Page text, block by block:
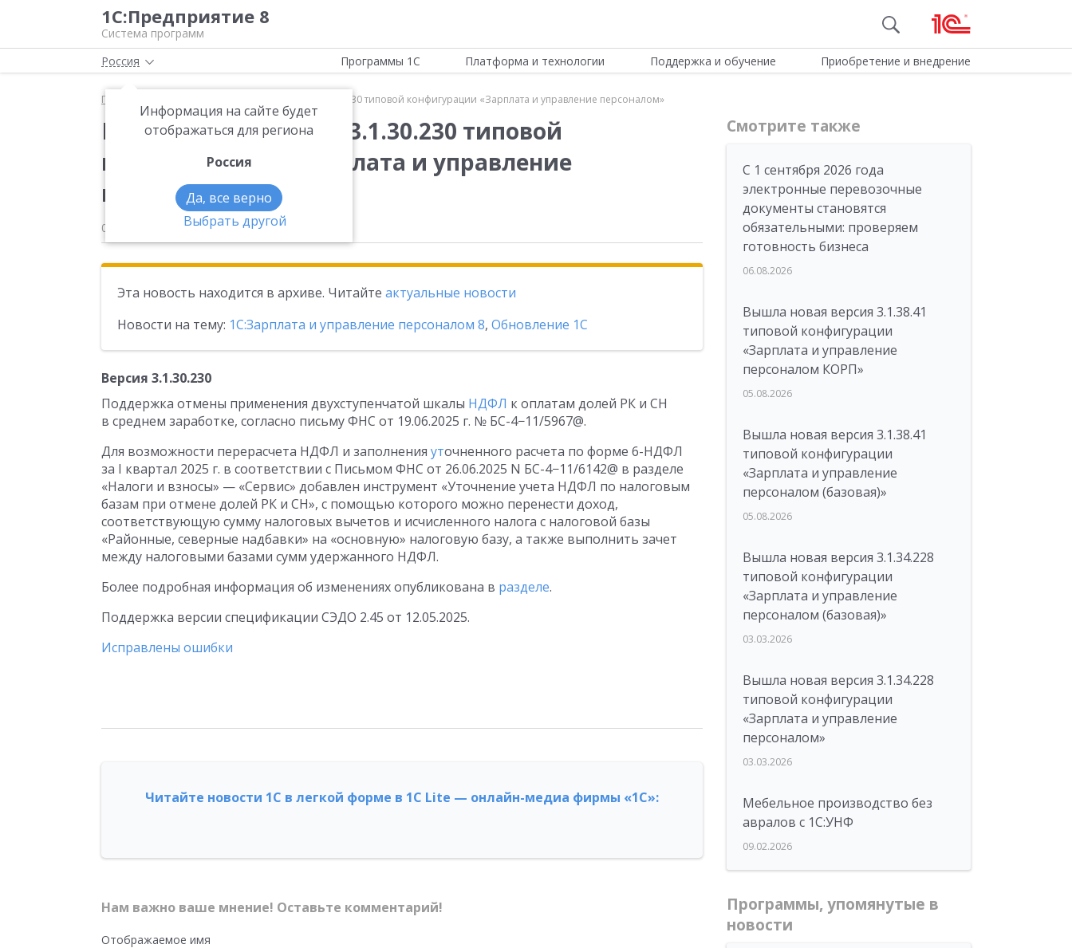
1С:Предприятие 8
Система программ
Россия
Информация на сайте будет
отображаться для региона
Россия
Да, все верно
Выбрать другой
Программы 1С Платформа и технологии Поддержка и обучение Приобретение и внедрение
Главная Вышла новая версия 3.1.30.230 типовой конфигурации «Зарплата и управление персоналом»
Вышла новая версия 3.1.30.230 типовой
конфигурации «Зарплата и управление
персоналом»
08.07.2025
Эта новость находится в архиве. Читайте актуальные новости
Новости на тему: 1С:Зарплата и управление персоналом 8, Обновление 1С
Версия 3.1.30.230
Поддержка отмены применения двухступенчатой шкалы НДФЛ к оплатам долей РК и СН
в среднем заработке, согласно письму ФНС от 19.06.2025 г. № БС-4−11/5967@.
Для возможности перерасчета НДФЛ и заполнения уточненного расчета по форме 6-НДФЛ
за I квартал 2025 г. в соответствии с Письмом ФНС от 26.06.2025 N БС-4−11/6142@ в разделе
«Налоги и взносы» — «Сервис» добавлен инструмент «Уточнение учета НДФЛ по налоговым
базам при отмене долей РК и СН», с помощью которого можно перенести доход,
соответствующую сумму налоговых вычетов и исчисленного налога с налоговой базы
«Районные, северные надбавки» на «основную» налоговую базу, а также выполнить зачет
между налоговыми базами сумм удержанного НДФЛ.
Более подробная информация об изменениях опубликована в разделе.
Поддержка версии спецификации СЭДО 2.45 от 12.05.2025.
Исправлены ошибки
Читайте новости 1С в легкой форме в 1С Lite — онлайн-медиа фирмы «1С»:
Нам важно ваше мнение! Оставьте комментарий!
Отображаемое имя
Смотрите также
С 1 сентября 2026 года
электронные перевозочные
документы становятся
обязательными: проверяем
готовность бизнеса
06.08.2026
Вышла новая версия 3.1.38.41
типовой конфигурации
«Зарплата и управление
персоналом КОРП»
05.08.2026
Вышла новая версия 3.1.38.41
типовой конфигурации
«Зарплата и управление
персоналом (базовая)»
05.08.2026
Вышла новая версия 3.1.34.228
типовой конфигурации
«Зарплата и управление
персоналом (базовая)»
03.03.2026
Вышла новая версия 3.1.34.228
типовой конфигурации
«Зарплата и управление
персоналом»
03.03.2026
Мебельное производство без
авралов с 1С:УНФ
09.02.2026
Программы, упомянутые в
новости